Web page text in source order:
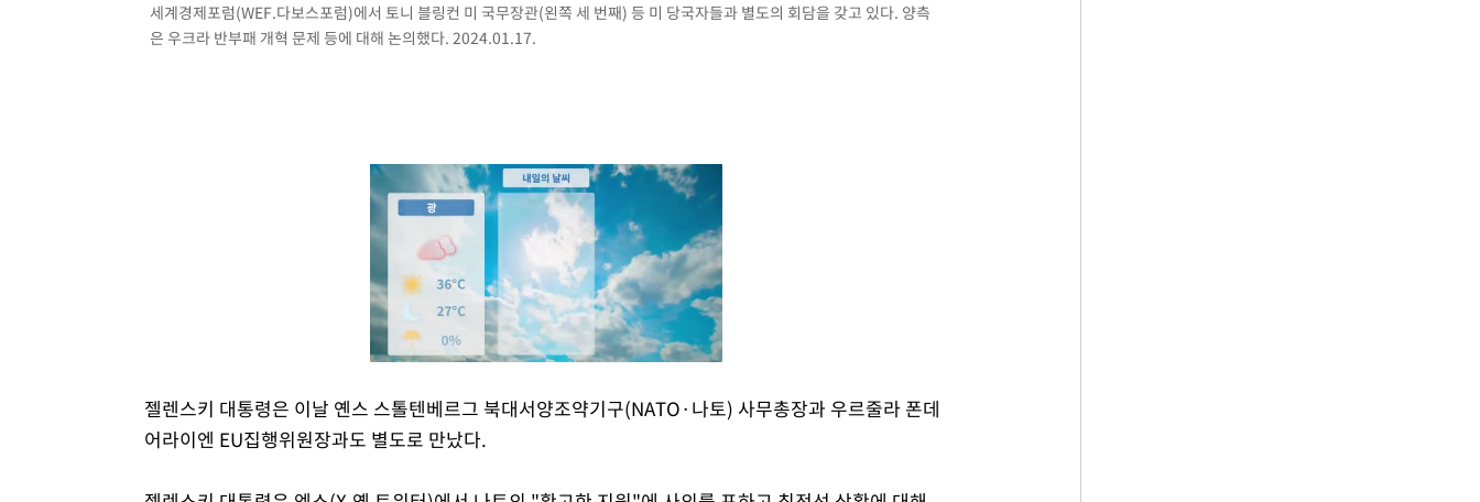
세계경제포럼(WEF.다보스포럼)에서 토니 블링컨 미 국무장관(왼쪽 세 번째) 등 미 당국자들과 별도의 회담을 갖고 있다. 양측
은 우크라 반부패 개혁 문제 등에 대해 논의했다. 2024.01.17.
젤렌스키 대통령은 이날 옌스 스톨텐베르그 북대서양조약기구(NATO·나토) 사무총장과 우르줄라 폰데
어라이엔 EU집행위원장과도 별도로 만났다.